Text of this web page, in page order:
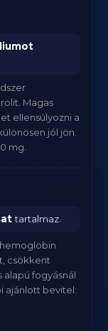
Magas
ellensúlyozni a
jól jön.
mg.
tartalmaz.
csökkent
fogyásnál
ajánlott bevitel: